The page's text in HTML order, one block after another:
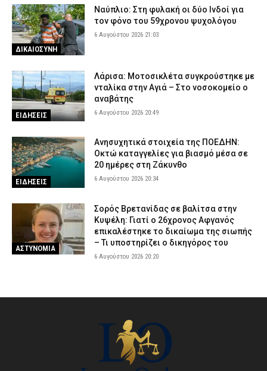
ΔΙΚΑΙΟΣΥΝΗ
Ναύπλιο: Στη φυλακή οι δύο Ινδοί για
τον φόνο του 59χρονου ψυχολόγου
6 Αυγούστου 2026 21:03
ΕΙΔΗΣΕΙΣ
Λάρισα: Μοτοσικλέτα συγκρούστηκε με
νταλίκα στην Αγιά – Στο νοσοκομείο ο
αναβάτης
6 Αυγούστου 2026 20:49
ΕΙΔΗΣΕΙΣ
Ανησυχητικά στοιχεία της ΠΟΕΔΗΝ:
Οκτώ καταγγελίες για βιασμό μέσα σε
20 ημέρες στη Ζάκυνθο
6 Αυγούστου 2026 20:34
ΑΣΤΥΝΟΜΙΑ
Σορός Βρετανίδας σε βαλίτσα στην
Κυψέλη: Γιατί ο 26χρονος Αφγανός
επικαλέστηκε το δικαίωμα της σιωπής
– Τι υποστηρίζει ο δικηγόρος του
6 Αυγούστου 2026 20:20